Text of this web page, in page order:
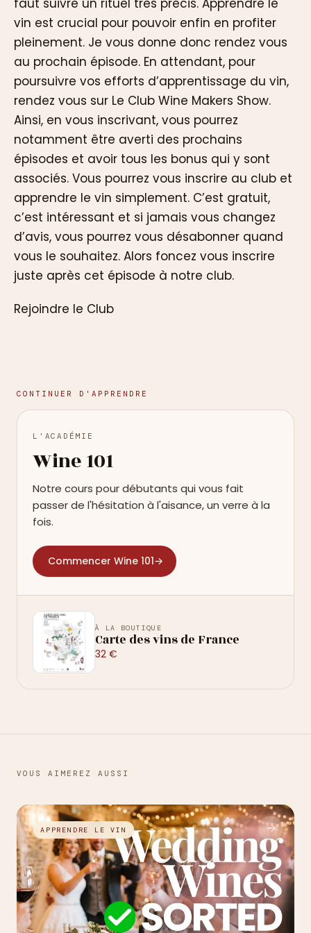
vin est crucial pour pouvoir enfin en profiter
pleinement. Je vous donne donc rendez vous
au prochain épisode. En attendant, pour
poursuivre vos efforts d’apprentissage du vin,
rendez vous sur Le Club Wine Makers Show.
Ainsi, en vous inscrivant, vous pourrez
notamment être averti des prochains
épisodes et avoir tous les bonus qui y sont
associés. Vous pourrez vous inscrire au club et
apprendre le vin simplement. C’est gratuit,
c’est intéressant et si jamais vous changez
d’avis, vous pourrez vous désabonner quand
vous le souhaitez. Alors foncez vous inscrire
juste après cet épisode à notre club.
Rejoindre le Club
CONTINUER D'APPRENDRE
L'ACADÉMIE
Wine 101
Notre cours pour débutants qui vous fait
passer de l'hésitation à l'aisance, un verre à la
fois.
Commencer Wine 101→
À LA BOUTIQUE
Carte des vins de France
32 €
VOUS AIMEREZ AUSSI
APPRENDRE LE VIN →